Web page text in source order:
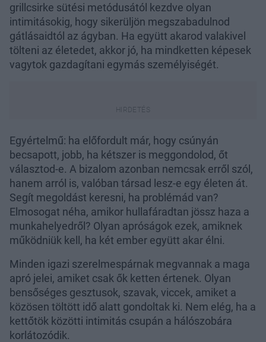
grillcsirke sütési metódusától kezdve olyan
intimitásokig, hogy sikerüljön megszabadulnod
gátlásaidtól az ágyban. Ha együtt akarod valakivel
tölteni az életedet, akkor jó, ha mindketten képesek
vagytok gazdagítani egymás személyiségét.
Egyértelmű: ha előfordult már, hogy csúnyán
becsapott, jobb, ha kétszer is meggondolod, őt
választod-e. A bizalom azonban nemcsak erről szól,
hanem arról is, valóban társad lesz-e egy életen át.
Segít megoldást keresni, ha problémád van?
Elmosogat néha, amikor hullafáradtan jössz haza a
munkahelyedről? Olyan apróságok ezek, amiknek
működniük kell, ha két ember együtt akar élni.
Minden igazi szerelmespárnak megvannak a maga
apró jelei, amiket csak ők ketten értenek. Olyan
bensőséges gesztusok, szavak, viccek, amiket a
közösen töltött idő alatt gondoltak ki. Nem elég, ha a
kettőtök közötti intimitás csupán a hálószobára
korlátozódik.